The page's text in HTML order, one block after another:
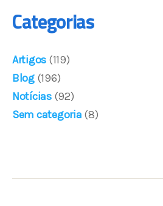
Categorias
Artigos (119)
Blog(196)
Notícias(92)
Sem categoria (8)